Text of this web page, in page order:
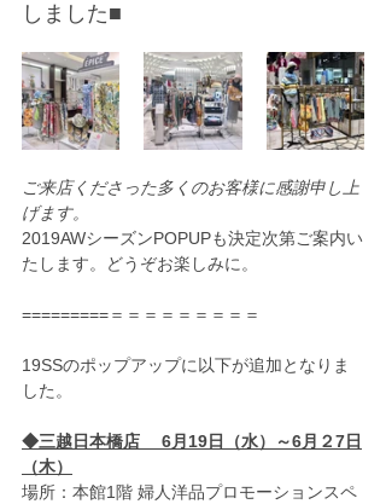
しました■
ご来店くださった多くのお客様に感謝申し上
げます。
2019AWシーズンPOPUPも決定次第ご案内い
たします。どうぞお楽しみに。
=========＝＝＝＝＝＝＝＝＝
19SSのポップアップに以下が追加となりま
した。
◆三越日本橋店　 6月19日（水）～6月２7日
（木）
場所：本館1階 婦人洋品プロモーションスペ